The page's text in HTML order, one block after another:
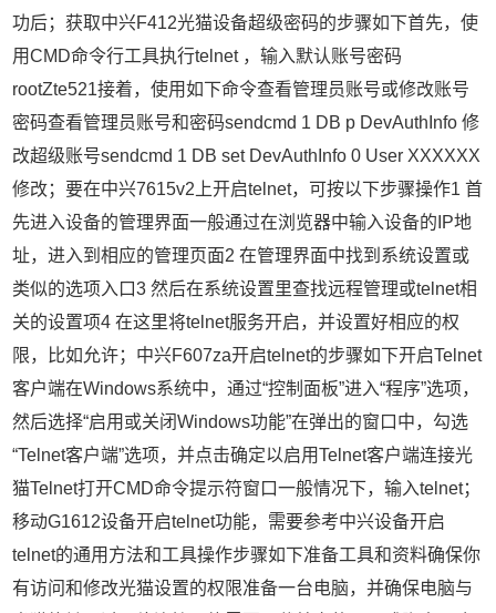
功后；获取中兴F412光猫设备超级密码的步骤如下首先，使
用CMD命令行工具执行telnet ，输入默认账号密码
rootZte521接着，使用如下命令查看管理员账号或修改账号
密码查看管理员账号和密码sendcmd 1 DB p DevAuthInfo 修
改超级账号sendcmd 1 DB set DevAuthInfo 0 User XXXXXX
修改；要在中兴7615v2上开启telnet，可按以下步骤操作1 首
先进入设备的管理界面一般通过在浏览器中输入设备的IP地
址，进入到相应的管理页面2 在管理界面中找到系统设置或
类似的选项入口3 然后在系统设置里查找远程管理或telnet相
关的设置项4 在这里将telnet服务开启，并设置好相应的权
限，比如允许；中兴F607za开启telnet的步骤如下开启Telnet
客户端在Windows系统中，通过“控制面板”进入“程序”选项，
然后选择“启用或关闭Windows功能”在弹出的窗口中，勾选
“Telnet客户端”选项，并点击确定以启用Telnet客户端连接光
猫Telnet打开CMD命令提示符窗口一般情况下，输入telnet；
移动G1612设备开启telnet功能，需要参考中兴设备开启
telnet的通用方法和工具操作步骤如下准备工具和资料确保你
有访问和修改光猫设置的权限准备一台电脑，并确保电脑与